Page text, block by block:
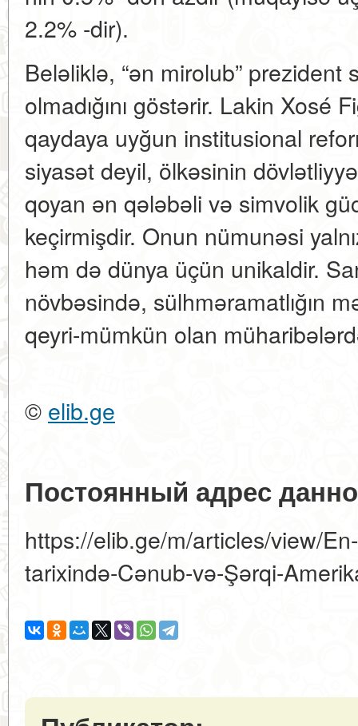
2.2% -dir).
Beləliklə, “ən mirolub” prezident
olmadığını göstərir. Lakin Xosé
qaydaya uyğun institusional
siyasət deyil, ölkəsinin
qoyan ən qələbəli və simvolik
keçirmişdir. Onun nümunəsi
həm də dünya üçün unikaldir.
növbəsində, sülhməramatlığın
qeyri-mümkün olan
© elib.ge
Постоянный адрес
https://elib.ge/m/articles/view/
tarixində-Cənub-və-Şərqi-